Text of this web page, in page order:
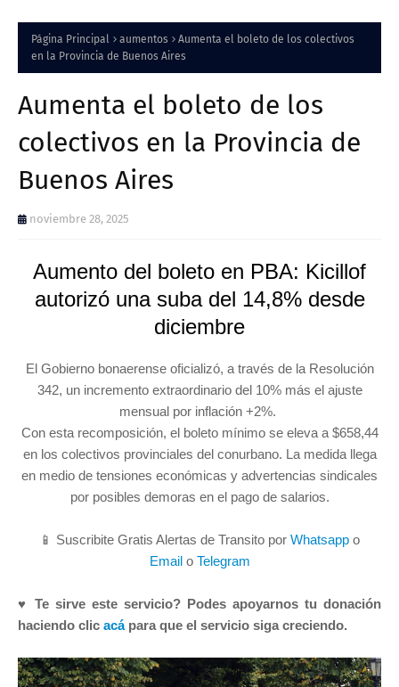
Página Principal aumentos
Aumenta el boleto de los colectivos
en la Provincia de Buenos Aires
Aumenta el boleto de los
colectivos en la Provincia de
Buenos Aires
noviembre 28, 2025
Aumento del boleto en PBA: Kicillof
autorizó una suba del 14,8% desde
diciembre
El Gobierno bonaerense oficializó, a través de la Resolución
342, un incremento extraordinario del 10% más el ajuste
mensual por inflación +2%.
Con esta recomposición, el boleto mínimo se eleva a $658,44
en los colectivos provinciales del conurbano. La medida llega
en medio de tensiones económicas y advertencias sindicales
por posibles demoras en el pago de salarios.
📱 Suscribite Gratis Alertas de Transito por Whatsapp o
Emailo Telegram
♥ Te sirve este servicio? Podes apoyarnos tu donación
haciendo clic acápara que el servicio siga creciendo.